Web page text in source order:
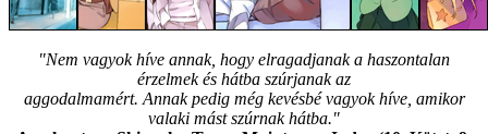
"Nem vagyok híve annak, hogy elragadjanak a haszontalan
érzelmek és hátba szúrjanak az
aggodalmamért. Annak pedig még kevésbé vagyok híve, amikor
valaki mást szúrnak hátba."